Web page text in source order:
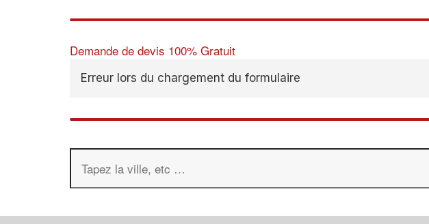
Demande de devis 100% Gratuit
Erreur lors du chargement du formulaire